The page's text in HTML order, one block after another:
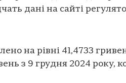
дані на сайті
на рівні 41,4733
з 9 грудня 2024 року,